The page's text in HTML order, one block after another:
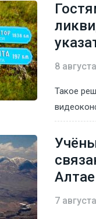
8
Такое
Алтае
7